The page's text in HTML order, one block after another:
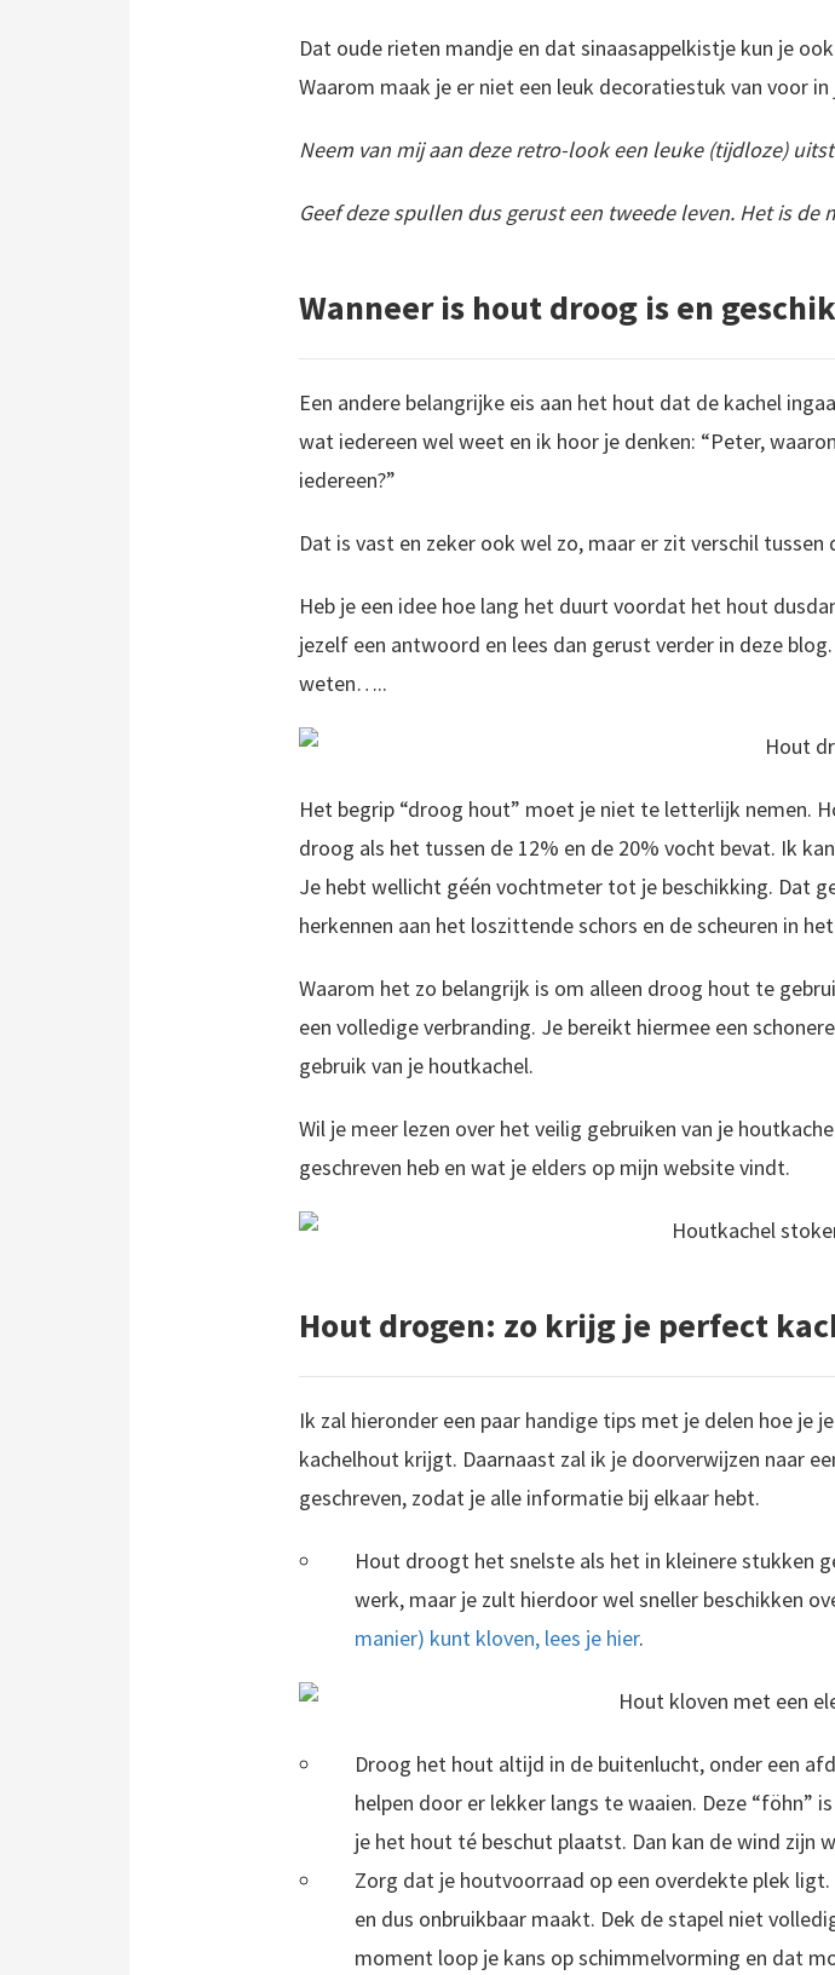
Dat oude rieten mandje en dat sinaasappelkistje kun je
Waarom maak je er niet een leuk decoratiestuk van voor in
Neem van mij aan deze retro-look een leuke (tijdloze)
Geef deze spullen dus gerust een tweede leven. Het is de
Wanneer is hout droog is en
Een andere belangrijke eis aan het hout dat de kachel
wat iedereen wel weet en ik hoor je denken: “Peter,
iedereen?”
Dat is vast en zeker ook wel zo, maar er zit verschil tussen
Heb je een idee hoe lang het duurt voordat het hout
jezelf een antwoord en lees dan gerust verder in deze
weten…..
Het begrip “droog hout” moet je niet te letterlijk nemen.
droog als het tussen de 12% en de 20% vocht bevat. Ik
Je hebt wellicht géén vochtmeter tot je beschikking. Dat
herkennen aan het loszittende schors en de scheuren in
Waarom het zo belangrijk is om alleen droog hout te
een volledige verbranding. Je bereikt hiermee een
gebruik van je houtkachel.
Wil je meer lezen over het veilig gebruiken van je
geschreven heb en wat je elders op mijn website vindt.
Hout drogen: zo krijg je perfect
Ik zal hieronder een paar handige tips met je delen hoe
kachelhout krijgt. Daarnaast zal ik je doorverwijzen naar
geschreven, zodat je alle informatie bij elkaar hebt.
Hout droogt het snelste als het in kleinere stukken
werk, maar je zult hierdoor wel sneller beschikken
manier) kunt kloven, lees je hier.
Droog het hout altijd in de buitenlucht, onder een
helpen door er lekker langs te waaien. Deze “föhn”
je het hout té beschut plaatst. Dan kan de wind zijn
Zorg dat je houtvoorraad op een overdekte plek
en dus onbruikbaar maakt. Dek de stapel niet
moment loop je kans op schimmelvorming en dat